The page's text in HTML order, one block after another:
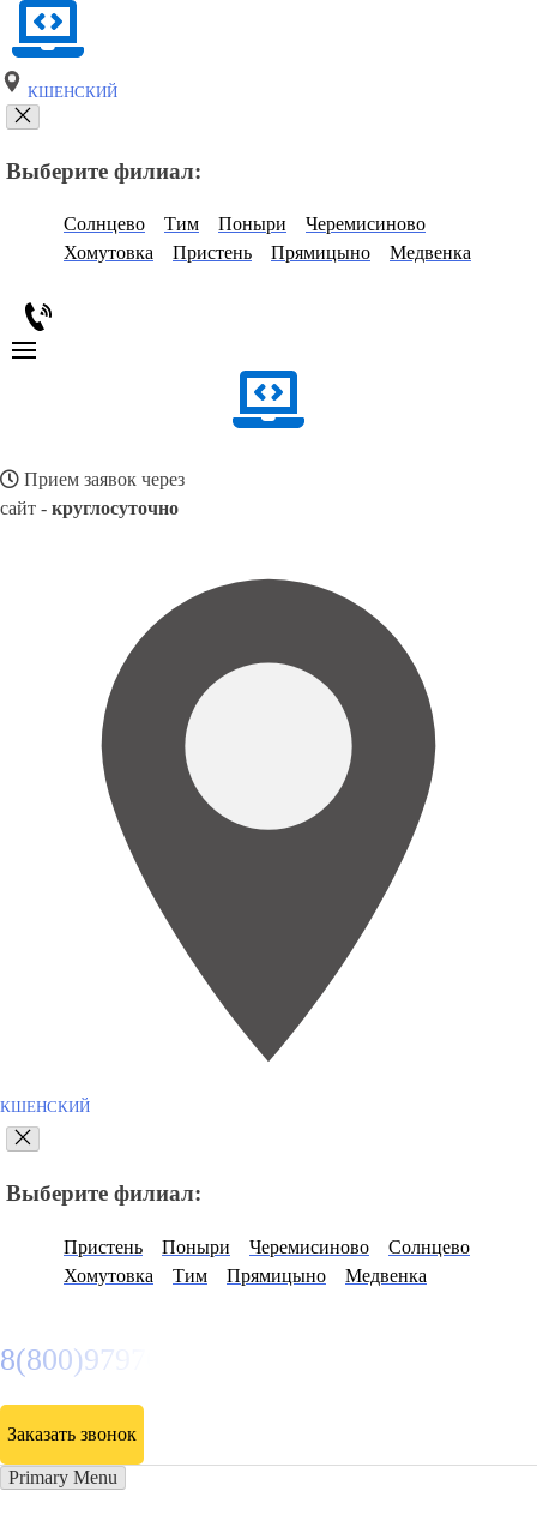
КШЕНСКИЙ
Выберите филиал:
Солнцево Тим Поныри
Черемисиново
Хомутовка
Пристень Прямицыно Медвенка
Прием заявок через
сайт - круглосуточно
КШЕНСКИЙ
Выберите филиал:
Пристень Поныри Черемисиново
Солнцево
Хомутовка
Тим Прямицыно Медвенка
8(800)9797043
Заказать звонок
Primary Menu